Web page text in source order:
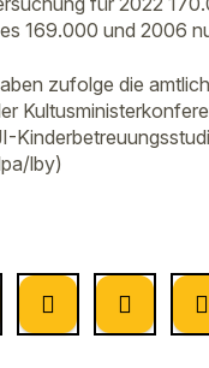
169.000 und 2006
zufolge die
lby)